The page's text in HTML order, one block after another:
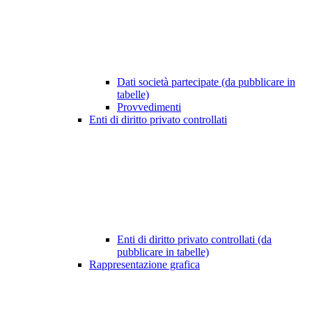
Dati società partecipate (da pubblicare in
tabelle)
Provvedimenti
Enti di diritto privato controllati
Enti di diritto privato controllati (da
pubblicare in tabelle)
Rappresentazione grafica